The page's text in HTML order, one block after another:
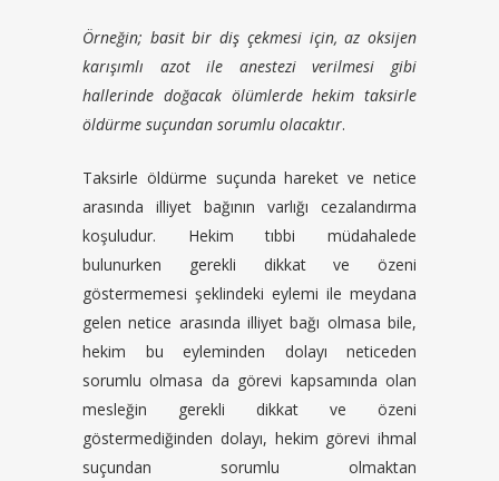
Örneğin; basit bir diş çekmesi için, az oksijen
karışımlı azot ile anestezi verilmesi gibi
hallerinde doğacak ölümlerde hekim taksirle
öldürme suçundan sorumlu olacaktır.
Taksirle öldürme suçunda hareket ve netice
arasında illiyet bağının varlığı cezalandırma
koşuludur. Hekim tıbbi müdahalede
bulunurken gerekli dikkat ve özeni
göstermemesi şeklindeki eylemi ile meydana
gelen netice arasında illiyet bağı olmasa bile,
hekim bu eyleminden dolayı neticeden
sorumlu olmasa da görevi kapsamında olan
mesleğin gerekli dikkat ve özeni
göstermediğinden dolayı, hekim görevi ihmal
suçundan sorumlu olmaktan